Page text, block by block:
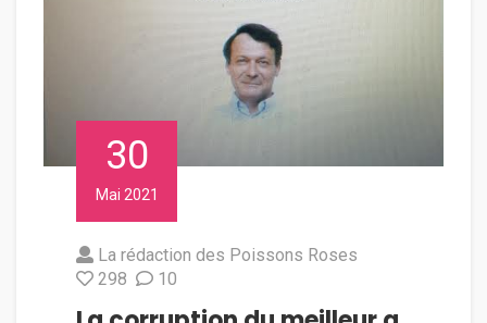
30
Mai 2021
La rédaction des Poissons Roses
298
10